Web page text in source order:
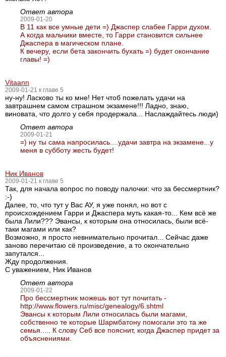
Ответ автора
2009-01-20
В 11 как все умные дети =) Джаспер слабее Гарри духом.
А когда мальчики вместе, то Гарри становится сильнее
Джаспера в магическом плане.
К вечеру, если бета закончить бухать =) будет окончание
главы! =)
Vitaann
2009-01-21 к главе 5
ну-ну! Ласково ты ко мне! Нет чтоб пожелать удачи на
завтрашнем самом страшном экзамене!!! Ладно, знаю,
виновата, что долго у себя продержала... Наслаждайтесь люди)
Ответ автора
2009-01-21
=) ну ты сама напросилась....удачи завтра на экзамене...у
меня в субботу жесть будет!
Ник Иванов
2009-01-21 к главе 5
Так, для начала вопрос по поводу палочки: что за бессмертник?
:-)
Далее, то, что тут у Вас АУ, я уже понял, но вот с
происхождением Гарри и Джаспера муть какая-то... Кем всё же
была Лили??? Эвансы, к которым она относилась, были всё-
таки магами или как?
Возможно, я просто невнимательно прочитал... Сейчас даже
заново перечитаю сё произведение, а то окончательно
запутался...
Жду продолжения.
С уважением, Ник Иванов
Ответ автора
2009-01-22
Про бессмертник можешь вот тут почитать -
http://www.flowers.ru/misc/genealogy/6.shtml
Эвансы к которым Лили относилась были магами,
собственно те которые Шармбатону помогали это та же
семья..... К слову Себ все пояснит, когда Джаспер придет за
объяснениями.